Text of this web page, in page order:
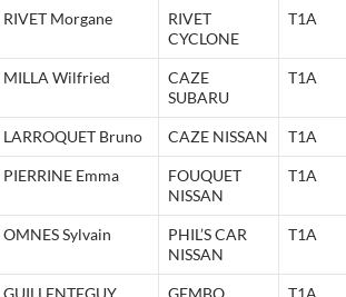
RIVET Morgane
RIVET
CYCLONE
T1A
MILLA Wilfried
CAZE
SUBARU
T1A
LARROQUET Bruno CAZE NISSAN T1A
PIERRINE Emma
FOUQUET
NISSAN
T1A
OMNES Sylvain
PHIL’S CAR
NISSAN
T1A